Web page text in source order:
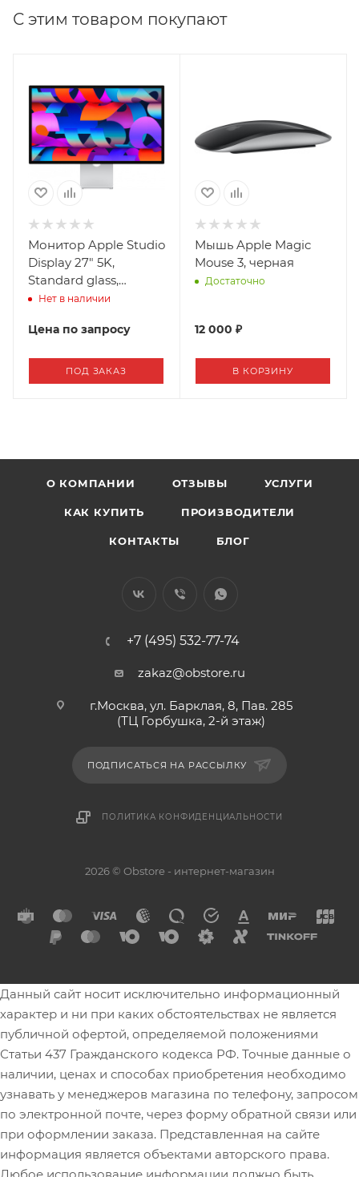
С этим товаром покупают
Монитор Apple Studio
Display 27" 5K,
Standard glass,
подставка с
наклоном (2025 год)
Нет в наличии
Цена по запросу
ПОД ЗАКАЗ
Мышь Apple Magic
Mouse 3, черная
Достаточно
12 000 ₽
В КОРЗИНУ
О КОМПАНИИ ОТЗЫВЫ УСЛУГИ
КАК КУПИТЬ ПРОИЗВОДИТЕЛИ
КОНТАКТЫ БЛОГ
+7 (495) 532-77-74
zakaz@obstore.ru
г.Москва, ул. Барклая, 8, Пав. 285
(ТЦ Горбушка, 2-й этаж)
ПОДПИСАТЬСЯ НА РАССЫЛКУ
ПОЛИТИКА КОНФИДЕНЦИАЛЬНОСТИ
2026 © Obstore - интернет-магазин
Данный сайт носит исключительно информационный
характер и ни при каких обстоятельствах не является
публичной офертой, определяемой положениями
Статьи 437 Гражданского кодекса РФ. Точные данные о
наличии, ценах и способах приобретения необходимо
узнавать у менеджеров магазина по телефону, запросом
по электронной почте, через форму обратной связи или
при оформлении заказа. Представленная на сайте
информация является объектами авторского права.